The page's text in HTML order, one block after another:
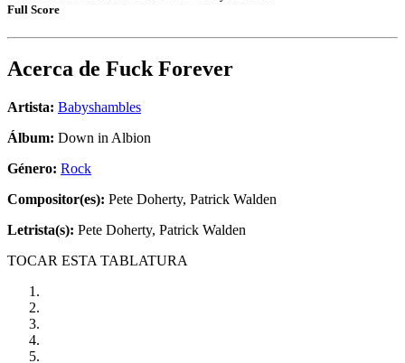
Full Score
Acerca de Fuck Forever
Artista: Babyshambles
Álbum: Down in Albion
Género: Rock
Compositor(es): Pete Doherty, Patrick Walden
Letrista(s): Pete Doherty, Patrick Walden
TOCAR ESTA TABLATURA